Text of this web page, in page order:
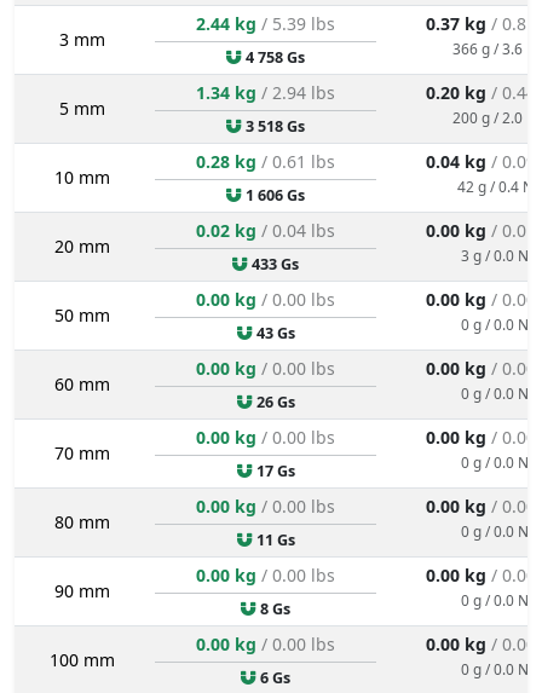
3 mm
2.44 kg / 5.39 lbs
4 758 Gs
0.37 kg / 0.81
366 g / 3.6 N
5 mm
1.34 kg / 2.94 lbs
3 518 Gs
0.20 kg / 0.44
200 g / 2.0 N
10 mm
0.28 kg / 0.61 lbs
1 606 Gs
0.04 kg / 0.09
42 g / 0.4 N
20 mm
0.02 kg / 0.04 lbs
433 Gs
0.00 kg / 0.01
3 g / 0.0 N
50 mm
0.00 kg / 0.00 lbs
43 Gs
0.00 kg / 0.00
0 g / 0.0 N
60 mm
0.00 kg / 0.00 lbs
26 Gs
0.00 kg / 0.00
0 g / 0.0 N
70 mm
0.00 kg / 0.00 lbs
17 Gs
0.00 kg / 0.00
0 g / 0.0 N
80 mm
0.00 kg / 0.00 lbs
11 Gs
0.00 kg / 0.00
0 g / 0.0 N
90 mm
0.00 kg / 0.00 lbs
8 Gs
0.00 kg / 0.00
0 g / 0.0 N
100 mm
0.00 kg / 0.00 lbs
6 Gs
0.00 kg / 0.00
0 g / 0.0 N